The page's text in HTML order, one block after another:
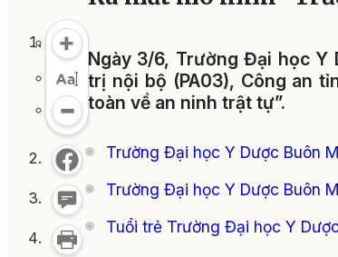
Ngày 3/6, Trường Đại học Y
trị nội bộ (PA03), Công an
toàn về an ninh trật tự”.
Trường Đại học Y Dược Buôn
Trường Đại học Y Dược Buôn
Tuổi trẻ Trường Đại học Y